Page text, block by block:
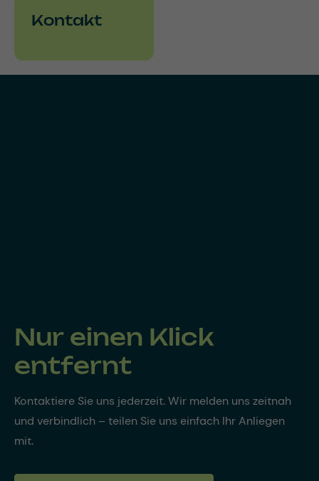
Kontakt
Nur einen Klick
entfernt
Kontaktiere Sie uns jederzeit. Wir melden uns zeitnah
und verbindlich – teilen Sie uns einfach Ihr Anliegen
mit.